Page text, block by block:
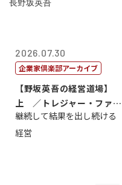
2026.07.30
企業家倶楽部アーカイブ
【野坂英吾の経営道場】
上 ／トレジャー・ファク
トリー社長野坂...
継続して結果を出し続ける
経営